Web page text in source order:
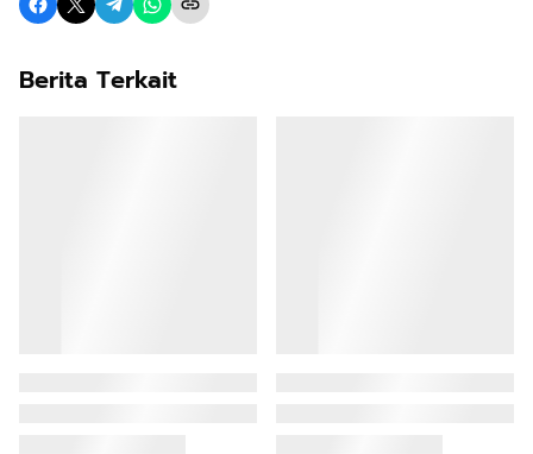
Berita Terkait